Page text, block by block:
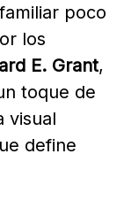
poco
los
E. Grant,
toque de
visual
define